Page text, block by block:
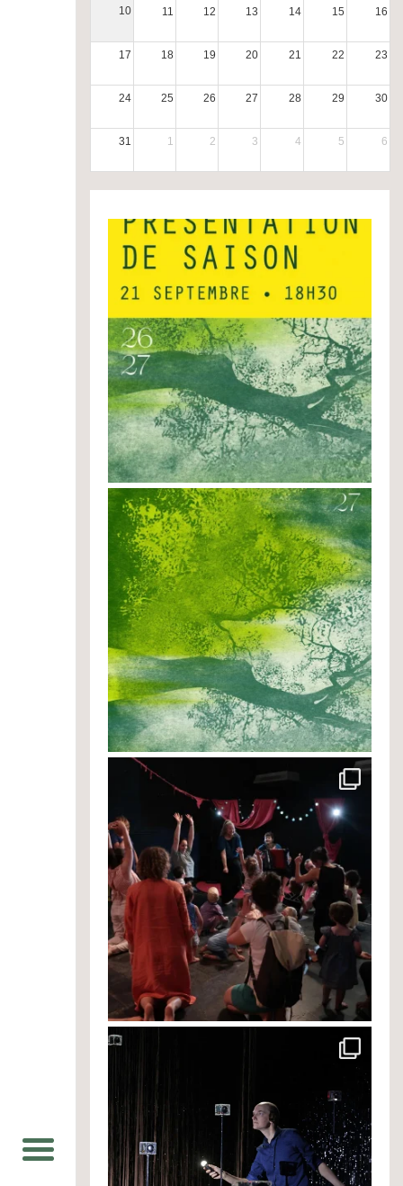
10 11 12 13 14 15 16
17 18 19 20 21 22 23
24 25 26 27 28 29 30
31 1 2 3 4 5 6